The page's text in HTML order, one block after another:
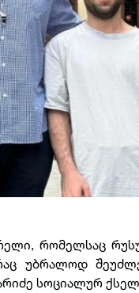
რომელსაც
უბრალოდ
სოციალურ